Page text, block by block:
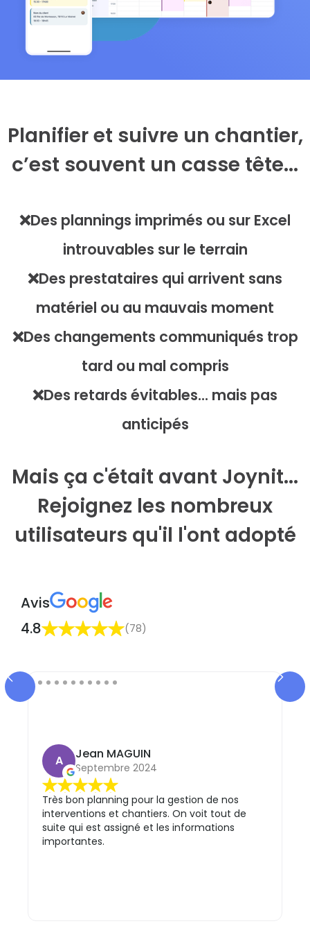
Planifier et suivre un chantier,
c’est souvent un casse tête...
❌Des plannings imprimés ou sur Excel
introuvables sur le terrain
❌Des prestataires qui arrivent sans
matériel ou au mauvais moment
❌Des changements communiqués trop
tard ou mal compris
❌Des retards évitables... mais pas
anticipés
Mais ça c'était avant Joynit...
Rejoignez les nombreux
utilisateurs qu'il l'ont adopté
Avis
4.8
(78)
A Jean MAGUIN
Septembre 2024
Très bon planning pour la gestion de nos
interventions et chantiers. On voit tout de
suite qui est assigné et les informations
importantes.